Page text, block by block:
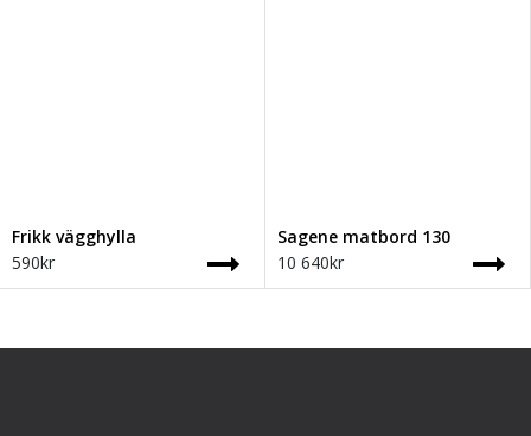
Frikk vägghylla
590kr
Sagene matbord 130
10 640kr